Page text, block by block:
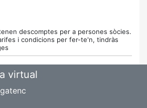
descomptes per a persones sòcies.
i condicions per fer-te'n, tindràs
virtual